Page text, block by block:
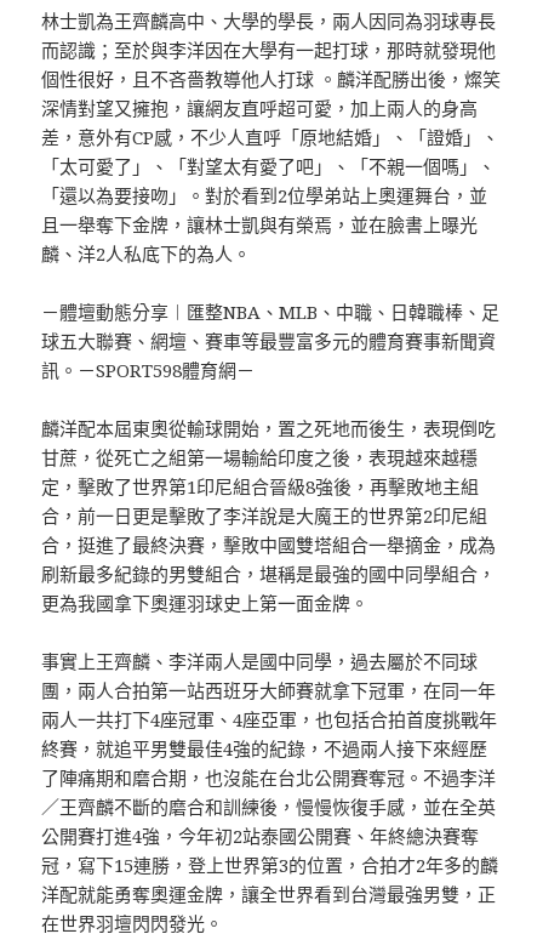
林士凱為王齊麟高中、大學的學長，兩人因同為羽球專長
而認識；至於與李洋因在大學有一起打球，那時就發現他
個性很好，且不吝嗇教導他人打球 。麟洋配勝出後，燦笑
深情對望又擁抱，讓網友直呼超可愛，加上兩人的身高
差，意外有CP感，不少人直呼「原地結婚」、「證婚」、
「太可愛了」、「對望太有愛了吧」、「不親一個嗎」、
「還以為要接吻」。對於看到2位學弟站上奧運舞台，並
且一舉奪下金牌，讓林士凱與有榮焉，並在臉書上曝光
麟、洋2人私底下的為人。
－體壇動態分享︱匯整NBA、MLB、中職、日韓職棒、足
球五大聯賽、網壇、賽車等最豐富多元的體育賽事新聞資
訊。－SPORT598體育網－
麟洋配本屆東奧從輸球開始，置之死地而後生，表現倒吃
甘蔗，從死亡之組第一場輸給印度之後，表現越來越穩
定，擊敗了世界第1印尼組合晉級8強後，再擊敗地主組
合，前一日更是擊敗了李洋說是大魔王的世界第2印尼組
合，挺進了最終決賽，擊敗中國雙塔組合一舉摘金，成為
刷新最多紀錄的男雙組合，堪稱是最強的國中同學組合，
更為我國拿下奧運羽球史上第一面金牌。
事實上王齊麟、李洋兩人是國中同學，過去屬於不同球
團，兩人合拍第一站西班牙大師賽就拿下冠軍，在同一年
兩人一共打下4座冠軍、4座亞軍，也包括合拍首度挑戰年
終賽，就追平男雙最佳4強的紀錄，不過兩人接下來經歷
了陣痛期和磨合期，也沒能在台北公開賽奪冠。不過李洋
／王齊麟不斷的磨合和訓練後，慢慢恢復手感，並在全英
公開賽打進4強，今年初2站泰國公開賽、年終總決賽奪
冠，寫下15連勝，登上世界第3的位置，合拍才2年多的麟
洋配就能勇奪奧運金牌，讓全世界看到台灣最強男雙，正
在世界羽壇閃閃發光。